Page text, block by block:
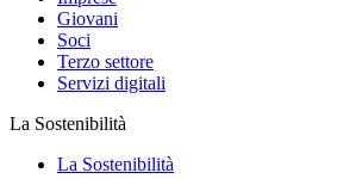
Giovani
Soci
Terzo settore
Servizi digitali
La Sostenibilità
La Sostenibilità